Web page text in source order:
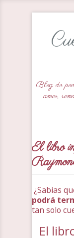
Blog de
amor,
El libro
¿Sabias
podrá
tan solo
El